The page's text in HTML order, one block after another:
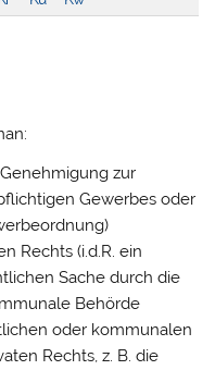
zur
Gewerbes oder
Rechts (i.d.R. ein
Sache durch die
Behörde
oder kommunalen
Rechts, z. B. die